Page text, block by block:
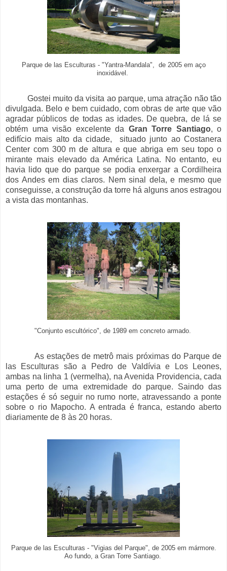
Parque de las Esculturas - "Yantra-Mandala", de 2005 em aço
inoxidável.
Gostei muito da visita ao parque, uma atração não tão
divulgada. Belo e bem cuidado, com obras de arte que vão
agradar públicos de todas as idades. De quebra, de lá se
obtém uma visão excelente da Gran Torre Santiago, o
edifício mais alto da cidade, situado junto ao Costanera
Center com 300 m de altura e que abriga em seu topo o
mirante mais elevado da América Latina. No entanto, eu
havia lido que do parque se podia enxergar a Cordilheira
dos Andes em dias claros. Nem sinal dela, e mesmo que
conseguisse, a construção da torre há alguns anos estragou
a vista das montanhas.
"Conjunto escultórico", de 1989 em concreto armado.
As estações de metrô mais próximas do Parque de
las Esculturas são a Pedro de Valdívia e Los Leones,
ambas na linha 1 (vermelha), na Avenida Providencia, cada
uma perto de uma extremidade do parque. Saindo das
estações é só seguir no rumo norte, atravessando a ponte
sobre o rio Mapocho. A entrada é franca, estando aberto
diariamente de 8 às 20 horas.
Parque de las Esculturas - "Vigias del Parque", de 2005 em mármore.
Ao fundo, a Gran Torre Santiago.